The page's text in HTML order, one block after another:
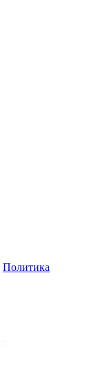
Политика